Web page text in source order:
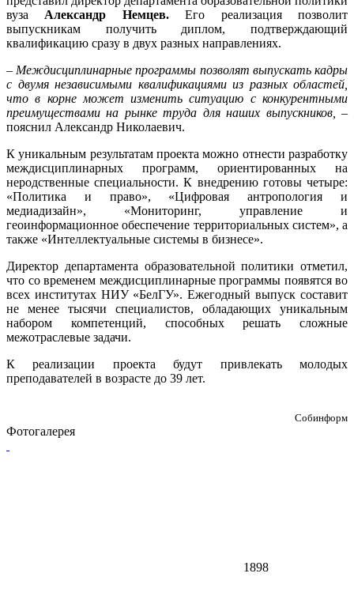
вуза Александр Немцев.Его реализация позволит
выпускникам получить диплом, подтверждающий
квалификацию сразу в двух разных направлениях.
– Междисциплинарные программы позволят выпускать кадры
с двумя независимыми квалификациями из разных областей,
что в корне может изменить ситуацию с конкурентными
преимуществами на рынке труда для наших выпускников,
–
пояснил Александр Николаевич.
К уникальным результатам проекта можно отнести разработку
междисциплинарных программ, ориентированных на
неродственные специальности. К внедрению готовы четыре:
«Политика и право», «Цифровая антропология и
медиадизайн», «Мониторинг, управление и
геоинформационное обеспечение территориальных систем», а
также «Интеллектуальные системы в бизнесе».
Директор департамента образовательной политики отметил,
что со временем междисциплинарные программы появятся во
всех институтах НИУ «БелГУ». Ежегодный выпуск составит
не менее тысячи специалистов, обладающих уникальным
набором компетенций, способных решать сложные
межотраслевые задачи.
К реализации проекта будут привлекать молодых
преподавателей в возрасте до 39 лет.
Собинформ
Фотогалерея
1898